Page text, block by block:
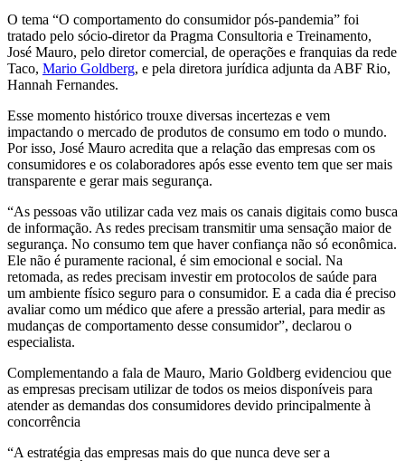
O tema “O comportamento do consumidor pós-pandemia” foi
tratado pelo sócio-diretor da Pragma Consultoria e Treinamento,
José Mauro, pelo diretor comercial, de operações e franquias da rede
Taco, Mario Goldberg, e pela diretora jurídica adjunta da ABF Rio,
Hannah Fernandes.
Esse momento histórico trouxe diversas incertezas e vem
impactando o mercado de produtos de consumo em todo o mundo.
Por isso, José Mauro acredita que a relação das empresas com os
consumidores e os colaboradores após esse evento tem que ser mais
transparente e gerar mais segurança.
“As pessoas vão utilizar cada vez mais os canais digitais como busca
de informação. As redes precisam transmitir uma sensação maior de
segurança. No consumo tem que haver confiança não só econômica.
Ele não é puramente racional, é sim emocional e social. Na
retomada, as redes precisam investir em protocolos de saúde para
um ambiente físico seguro para o consumidor. E a cada dia é preciso
avaliar como um médico que afere a pressão arterial, para medir as
mudanças de comportamento desse consumidor”, declarou o
especialista.
Complementando a fala de Mauro, Mario Goldberg evidenciou que
as empresas precisam utilizar de todos os meios disponíveis para
atender as demandas dos consumidores devido principalmente à
concorrência
“A estratégia das empresas mais do que nunca deve ser a